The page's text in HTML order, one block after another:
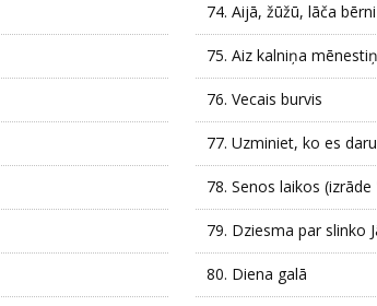
74. Aijā, žūžū, lāča bērni
75. Aiz kalniņa
76. Vecais burvis
77. Uzminiet, ko es
78. Senos laikos (izrāde
79. Dziesma par slinko
80. Diena galā